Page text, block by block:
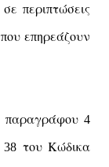
σεπεριπτώσεις
που επηρεάζουν
παραγράφου 4
38 του Κώδικα